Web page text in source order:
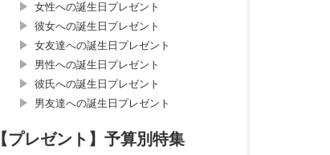
女性への誕生日プレゼント
彼女への誕生日プレゼント
女友達への誕生日プレゼント
男性への誕生日プレゼント
彼氏への誕生日プレゼント
男友達への誕生日プレゼント
【プレゼント】予算別特集